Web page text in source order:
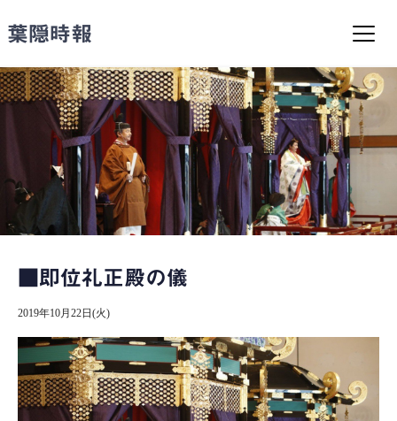
ン
ン
ツ
ッ
葉隠時報
■即位礼正殿の儀
2019年10月22日(火)